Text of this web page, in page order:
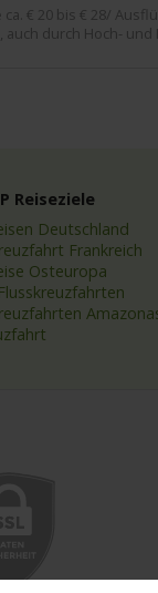
€ 20 bis € 28/
durch Hoch-
Reiseziele
Deutschland
Frankreich
Osteuropa